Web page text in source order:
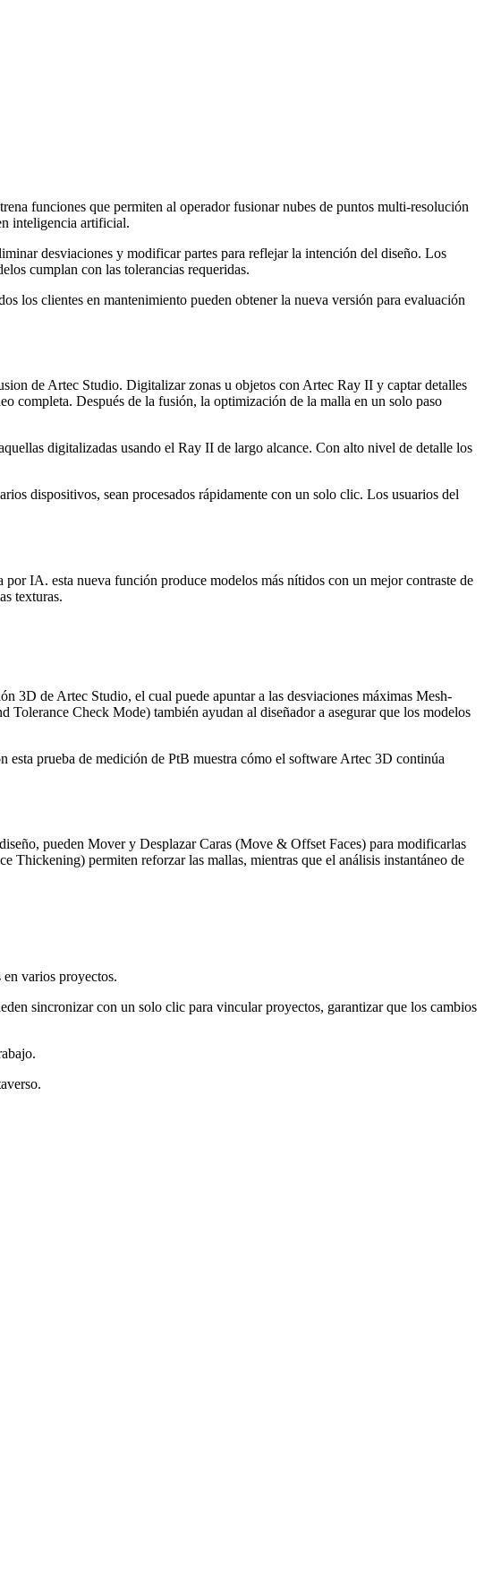
funciones que permiten al operador fusionar nubes de puntos multi-resolución
inteligencia artificial.
desviaciones y modificar partes para reflejar la intención del diseño. Los
cumplan con las tolerancias requeridas.
los clientes en mantenimiento pueden obtener la nueva versión para evaluación
de Artec Studio. Digitalizar zonas u objetos con Artec Ray II y captar detalles
completa. Después de la fusión, la optimización de la malla en un solo paso
digitalizadas usando el Ray II de largo alcance. Con alto nivel de detalle los
dispositivos, sean procesados rápidamente con un solo clic. Los usuarios del
IA. esta nueva función produce modelos más nítidos con un mejor contraste de
texturas.
3D de Artec Studio, el cual puede apuntar a las desviaciones máximas Mesh-
Check Mode) también ayudan al diseñador a asegurar que los modelos
prueba de medición de PtB muestra cómo el software Artec 3D continúa
pueden Mover y Desplazar Caras (Move & Offset Faces) para modificarlas
Thickening) permiten reforzar las mallas, mientras que el análisis instantáneo de
varios proyectos.
sincronizar con un solo clic para vincular proyectos, garantizar que los cambios